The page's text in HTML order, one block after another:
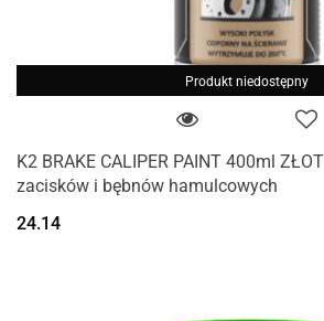
Produkt niedostępny
K2 BRAKE CALIPER PAINT 400ml
zacisków i bębnów hamulcowych
24.14